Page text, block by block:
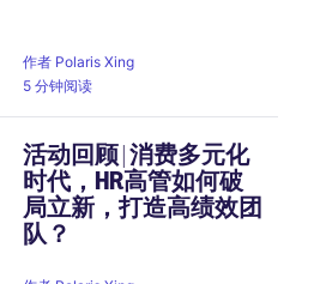
作者 Polaris Xing
5 分钟阅读
活动回顾 | 消费多元化
时代，HR高管如何破
局立新，打造高绩效团
队？